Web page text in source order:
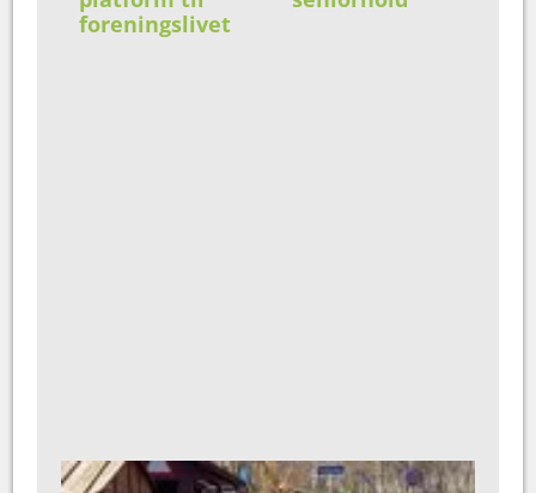
foreningslivet